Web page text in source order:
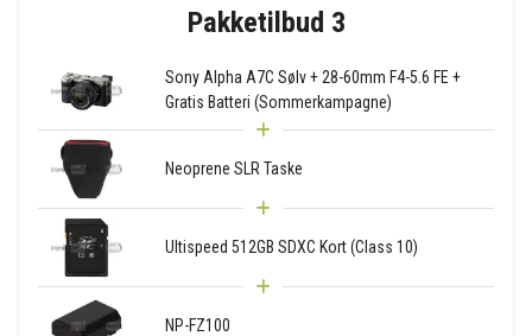
Pakketilbud 3
Sony Alpha A7C Sølv + 28-60mm F4-5.6 FE +
Gratis Batteri (Sommerkampagne)
Neoprene SLR Taske
Ultispeed 512GB SDXC Kort (Class 10)
NP-FZ100